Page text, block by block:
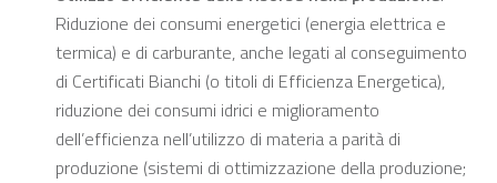
Riduzione dei consumi energetici (energia elettrica e
termica) e di carburante, anche legati al conseguimento
di Certificati Bianchi (o titoli di Efficienza Energetica),
riduzione dei consumi idrici e miglioramento
dell’efficienza nell’utilizzo di materia a parità di
produzione (sistemi di ottimizzazione della produzione;